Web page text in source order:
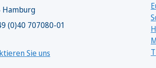
Hamburg
(0)40 707080-01
Sie uns